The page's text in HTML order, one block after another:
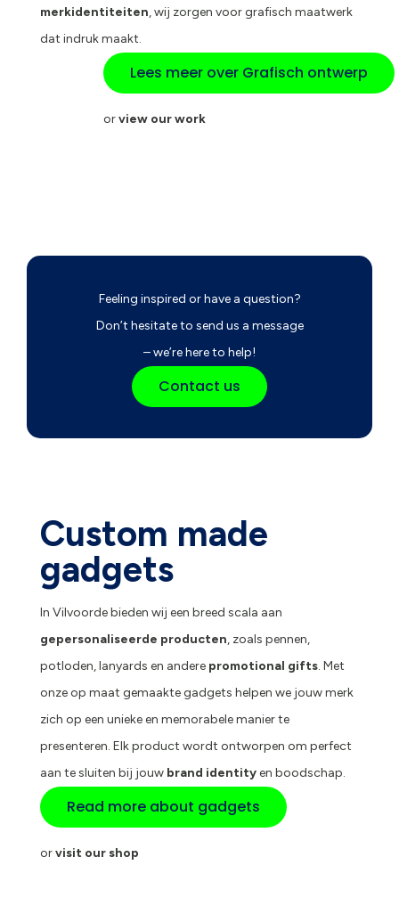
merkidentiteiten, wij zorgen voor grafisch maatwerk
dat indruk maakt.
Lees meer over Grafisch ontwerp
orview our work
Feeling inspired or have a question?
Don’t hesitate to send us a message
– we’re here to help!
Contact us
Custom made
gadgets
In Vilvoorde bieden wij een breed scala aan
gepersonaliseerde producten, zoals pennen,
potloden, lanyards en andere promotional gifts. Met
onze op maat gemaakte gadgets helpen we jouw merk
zich op een unieke en memorabele manier te
presenteren. Elk product wordt ontworpen om perfect
aan te sluiten bij jouw brand identityen boodschap.
Read more about gadgets
orvisit our shop